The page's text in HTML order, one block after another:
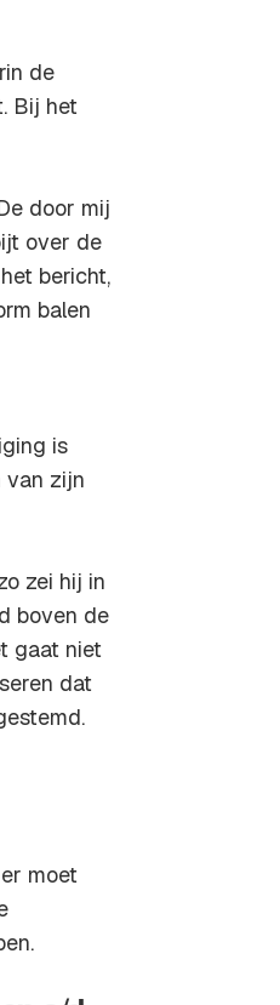
de
Bij het
door mij
over de
bericht,
balen
is
van zijn
zei hij in
boven de
gaat niet
dat
moet